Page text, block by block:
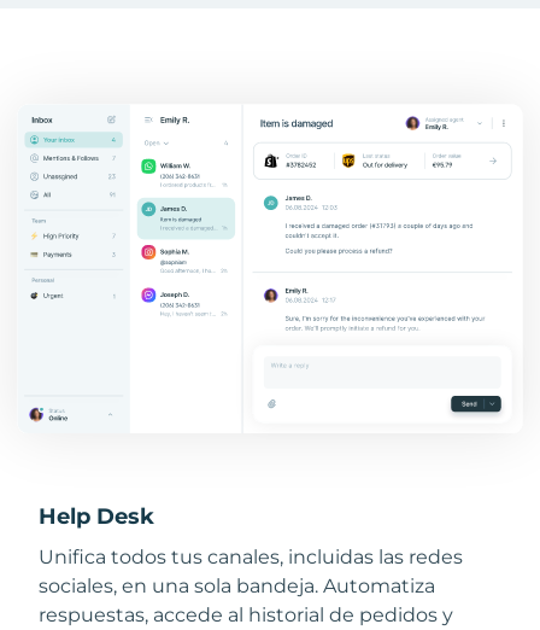
Help Desk
Unifica todos tus canales, incluidas las redes
sociales, en una sola bandeja. Automatiza
respuestas, accede al historial de pedidos y